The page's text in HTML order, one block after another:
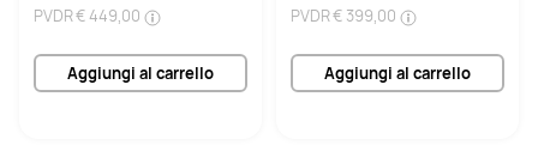
PVDR€ 449,00
Aggiungi al carrello
PVDR€ 399,00
Aggiungi al carrello